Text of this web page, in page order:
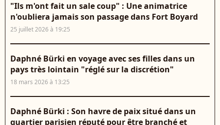
"Ils m'ont fait un sale coup" : Une animatrice
n'oubliera jamais son passage dans Fort Boyard
25 juillet 2026 à 19:25
Daphné Bürki en voyage avec ses filles dans un
pays très lointain "réglé sur la discrétion"
18 mars 2026 à 13:25
Daphné Bürki : Son havre de paix situé dans un
quartier parisien réputé pour être branché et